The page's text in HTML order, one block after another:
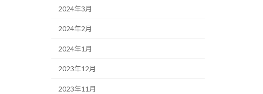
2024年3月
2024年2月
2024年1月
2023年12月
2023年11月